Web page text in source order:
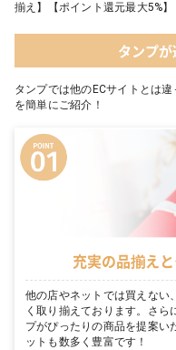
揃え】【ポイント還元最大5%】
タンプ
タンプでは他のECサイトとは
を簡単にご紹介！
充実の品揃え
他の店やネットでは買えない
く取り揃えております。さら
プがぴったりの商品を提案い
ットも数多く豊富です！